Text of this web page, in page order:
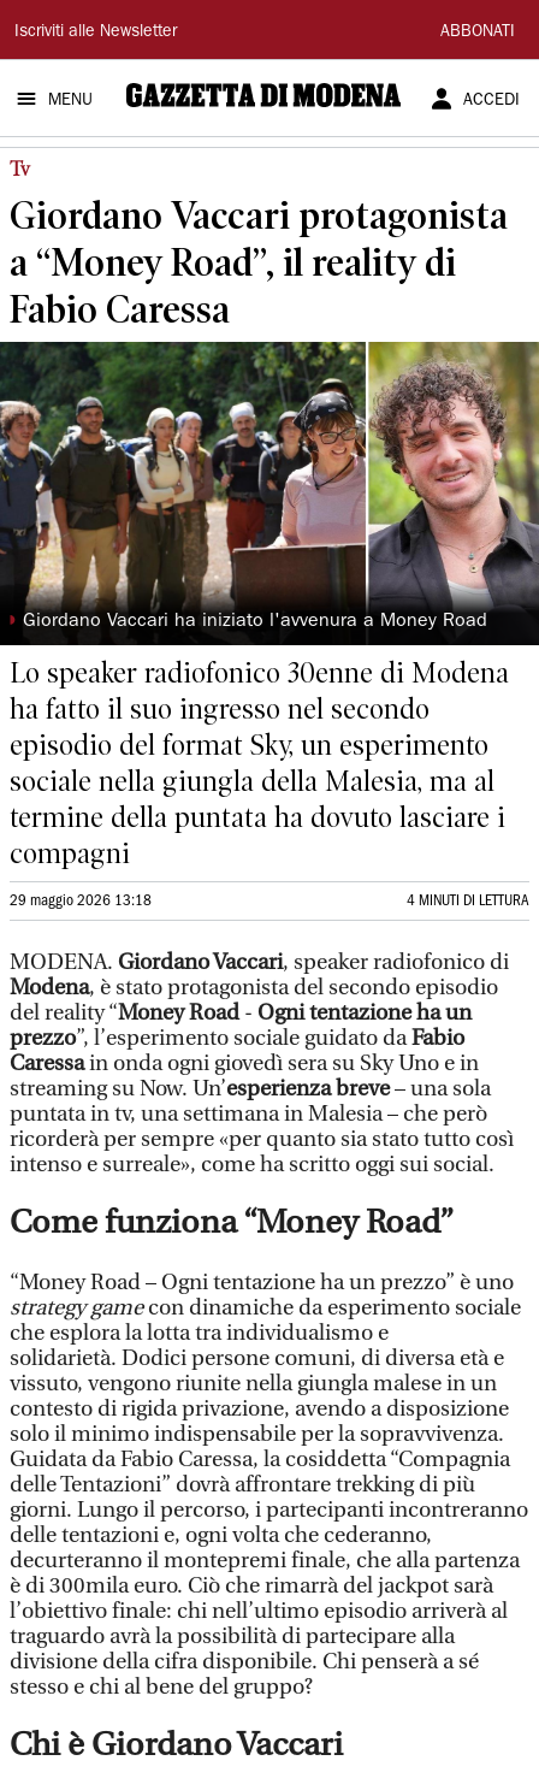
Gazzetta
di
Modena
Iscriviti alle Newsletter ABBONATI
MENU ACCEDI
Tv
Giordano Vaccari protagonista
a “Money Road”, il reality di
Fabio Caressa
◗ Giordano Vaccari ha iniziato l'avvenura a Money Road
Lo speaker radiofonico 30enne di Modena
ha fatto il suo ingresso nel secondo
episodio del format Sky, un esperimento
sociale nella giungla della Malesia, ma al
termine della puntata ha dovuto lasciare i
compagni
29 maggio 2026 13:18 4 MINUTI DI LETTURA
MODENA. Giordano Vaccari, speaker radiofonico di
Modena, è stato protagonista del secondo episodio
del reality “Money Road- Ogni tentazione ha un
prezzo”, l’esperimento sociale guidato daFabio
Caressain onda ogni giovedì sera su Sky Uno e in
streaming su Now. Un’esperienza breve– una sola
puntata in tv, una settimana in Malesia – che però
ricorderà per sempre «per quanto sia stato tutto così
intenso e surreale», come ha scritto oggi sui social.
Come funziona “Money Road”
“Money Road – Ogni tentazione ha un prezzo” è uno
strategy gamecon dinamiche da esperimento sociale
che esplora la lotta tra individualismo e
solidarietà. Dodici persone comuni, di diversa età e
vissuto, vengono riunite nella giungla malese in un
contesto di rigida privazione, avendo a disposizione
solo il minimo indispensabile per la sopravvivenza.
Guidata da Fabio Caressa, la cosiddetta “Compagnia
delle Tentazioni” dovrà affrontare trekking di più
giorni. Lungo il percorso, i partecipanti incontreranno
delle tentazioni e, ogni volta che cederanno,
decurteranno il montepremi finale, che alla partenza
è di 300mila euro. Ciò che rimarrà del jackpot sarà
l’obiettivo finale: chi nell’ultimo episodio arriverà al
traguardo avrà la possibilità di partecipare alla
divisione della cifra disponibile. Chi penserà a sé
stesso e chi al bene del gruppo?
Chi è Giordano Vaccari